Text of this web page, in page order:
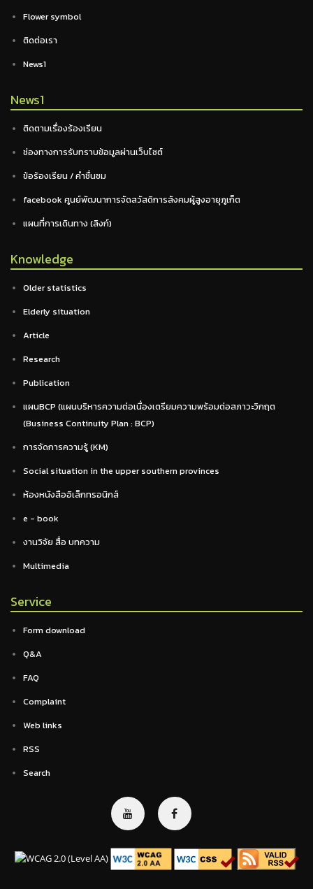
Flower symbol
ติดต่อเรา
News1
News1
ติดตามเรื่องร้องเรียน
ช่องทางการรับทราบข้อมูลผ่านเว็บไซต์
ข้อร้องเรียน / คำชื่นชม
facebook ศูนย์พัฒนาการจัดสวัสดิการสังคมผู้สูงอายุภูเก็ต
แผนที่การเดินทาง (ลิงก์)
Knowledge
Older statistics
Elderly situation
Article
Research
Publication
แผนBCP (แผนบริหารความต่อเนื่องเตรียมความพร้อมต่อสภาวะวิกฤต
(Business Continuity Plan : BCP)
การจัดการความรู้ (KM)
Social situation in the upper southern provinces
ห้องหนังสืออิเล็กทรอนิกส์
e - book
งานวิจัย สื่อ บทความ
Multimedia
Service
Form download
Q&A
FAQ
Complaint
Web links
RSS
Search